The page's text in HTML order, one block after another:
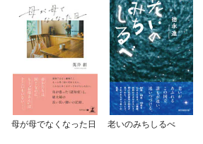
母が母でなくなった日 老いのみちしるべ